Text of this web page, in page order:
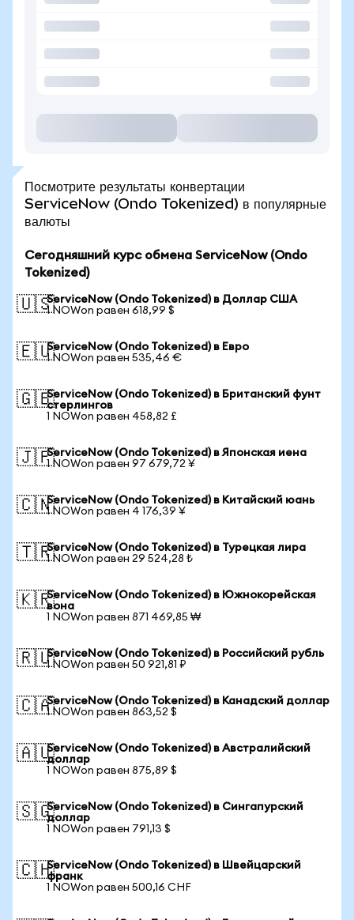
Посмотрите результаты конвертации
ServiceNow (Ondo Tokenized) в популярные
валюты
Сегодняшний курс обмена ServiceNow (Ondo
Tokenized)
🇺🇸ServiceNow (Ondo Tokenized) в Доллар США
1 NOWon равен 618,99 $
🇪🇺ServiceNow (Ondo Tokenized) в Евро
1 NOWon равен 535,46 €
🇬🇧ServiceNow (Ondo Tokenized) в Британский фунт
стерлингов
1 NOWon равен 458,82 £
🇯🇵ServiceNow (Ondo Tokenized) в Японская иена
1 NOWon равен 97 679,72 ¥
🇨🇳ServiceNow (Ondo Tokenized) в Китайский юань
1 NOWon равен 4 176,39 ¥
🇹🇷ServiceNow (Ondo Tokenized) в Турецкая лира
1 NOWon равен 29 524,28 ₺
🇰🇷ServiceNow (Ondo Tokenized) в Южнокорейская
вона
1 NOWon равен 871 469,85 ₩
🇷🇺ServiceNow (Ondo Tokenized) в Российский рубль
1 NOWon равен 50 921,81 ₽
🇨🇦ServiceNow (Ondo Tokenized) в Канадский доллар
1 NOWon равен 863,52 $
🇦🇺ServiceNow (Ondo Tokenized) в Австралийский
доллар
1 NOWon равен 875,89 $
🇸🇬ServiceNow (Ondo Tokenized) в Сингапурский
доллар
1 NOWon равен 791,13 $
🇨🇭ServiceNow (Ondo Tokenized) в Швейцарский
франк
1 NOWon равен 500,16 CHF